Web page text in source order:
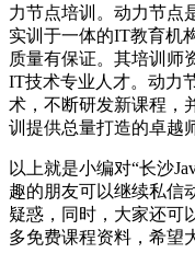
力节点培训。动力节点
实训于一体的IT教育机
质量有保证。其培训师
IT技术专业人才。动力
术，不断研发新课程，
训提供总量打造的卓越
以上就是小编对“长沙
趣的朋友可以继续私信
疑惑，同时，大家还可
多免费课程资料，希望